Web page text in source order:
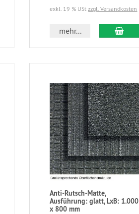
exkl. 19 % UStzzgl. Versandkosten
mehr...
Anti-Rutsch-Matte,
Ausführung: glatt, LxB: 1.000
x 800 mm